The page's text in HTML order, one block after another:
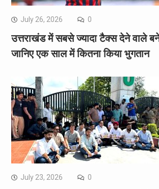
July 26, 2026 0
उत्तराखंड में सबसे ज्यादा टैक्स देने वाले
जानिए एक साल में कितना किया भुगतान
July 23, 2026 0